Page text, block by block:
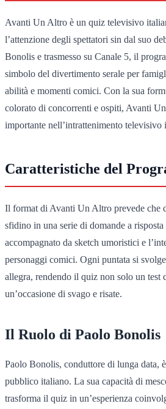
Avanti Un Altro è un quiz televisivo
l’attenzione degli spettatori sin dal suo
Bonolis e trasmesso su Canale 5, il
simbolo del divertimento serale per
abilità e momenti comici. Con la sua
colorato di concorrenti e ospiti, Avanti
importante nell’intrattenimento televisivo
Caratteristiche del
Il format di Avanti Un Altro prevede che
sfidino in una serie di domande a
accompagnato da sketch umoristici e
personaggi comici. Ogni puntata si
allegra, rendendo il quiz non solo un test
un’occasione di svago e risate.
Il Ruolo di Paolo Bonolis
Paolo Bonolis, conduttore di lunga data,
pubblico italiano. La sua capacità di
trasforma il quiz in un’esperienza